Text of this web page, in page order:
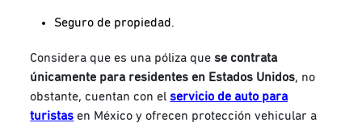
Seguro de propiedad.
Considera que es una póliza quese contrata
únicamente para residentes en Estados Unidos, no
obstante, cuentan con el servicio de auto para
turistas en México y ofrecen protección vehicular a